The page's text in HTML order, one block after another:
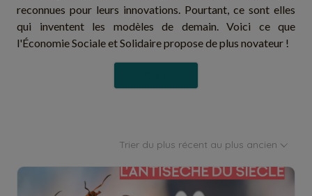
reconnues pour leurs innovations. Pourtant, ce sont elles
qui inventent les modèles de demain. Voici ce que
l'Économie Sociale et Solidaire propose de plus novateur !
Trier du plus récent au plus ancien